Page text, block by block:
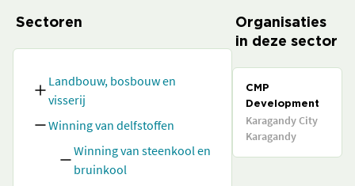
Sectoren
Landbouw, bosbouw en
visserij
Winning van delfstoffen
Winning van steenkool en
bruinkool
Organisaties
in deze sector
CMP
Development
Karagandy City
Karagandy